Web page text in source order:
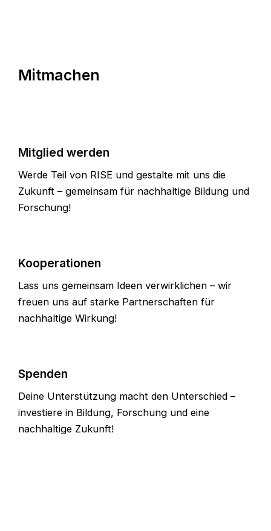
Mitmachen
Mitglied werden
Werde Teil von RISE und gestalte mit uns die
Zukunft – gemeinsam für nachhaltige Bildung und
Forschung!
Kooperationen
Lass uns gemeinsam Ideen verwirklichen – wir
freuen uns auf starke Partnerschaften für
nachhaltige Wirkung!
Spenden
Deine Unterstützung macht den Unterschied –
investiere in Bildung, Forschung und eine
nachhaltige Zukunft!